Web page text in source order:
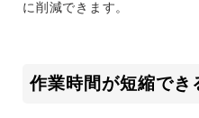
に削減できます。
作業時間が短縮でき